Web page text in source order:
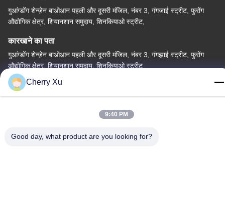
गुआंग्डोंग शेन्ज़ेन बाओआन पहली और दूसरी मंजिल, नंबर 3, गंगजाई स्ट्रीट, फुरोंग
औद्योगिक क्षेत्र, शियानशान समुदाय, शिनकियाओ स्ट्रीट,
कारखाने का पता
गुआंग्डोंग शेन्ज़ेन बाओआन पहली और दूसरी मंजिल, नंबर 3, गंगझाई स्ट्रीट, फुरोंग
औद्योगिक क्षेत्र, शियानशान समुदाय, शिनकियाओ स्ट्रीट
टेलीफोन
86-0755-27097532-8:30
Cherry Xu
9:40 PM
Good day, what product are you looking for?